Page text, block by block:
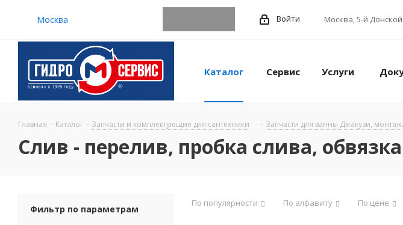
Москва Войти Москва,5-й
Каталог Сервис Услуги
Главная - Каталог - Запчасти и комплектующие для сантехники - Запчасти для ванны Джакузи,
Слив - перелив, пробка слива,
По популярности По алфавиту По цене
Фильтр по параметрам